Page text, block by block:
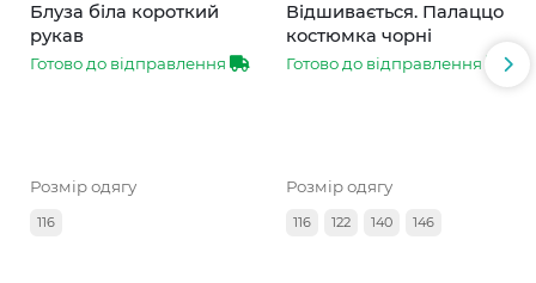
Блуза біла короткий
рукав
Готово до відправлення
Розмір одягу
116
Відшивається. Палаццо
костюмка чорні
Готово до відправлення
Розмір одягу
116 122 140 146